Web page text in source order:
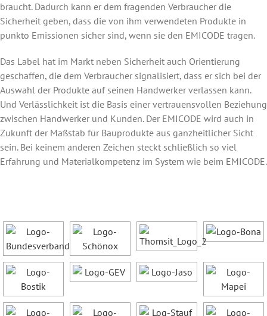
braucht. Dadurch kann er dem fragenden Verbraucher die
Sicherheit geben, dass die von ihm verwendeten Produkte in
punkto Emissionen sicher sind, wenn sie den EMICODE tragen.
Das Label hat im Markt neben Sicherheit auch Orientierung
geschaffen, die dem Verbraucher signalisiert, dass er sich bei der
Auswahl der Produkte auf seinen Handwerker verlassen kann.
Und Verlässlichkeit ist die Basis einer vertrauensvollen Beziehung
zwischen Handwerker und Kunden. Der EMICODE wird auch in
Zukunft der Maßstab für Bauprodukte aus ganzheitlicher Sicht
sein. Bei keinem anderen Zeichen steckt schließlich so viel
Erfahrung und Materialkompetenz im System wie beim EMICODE.